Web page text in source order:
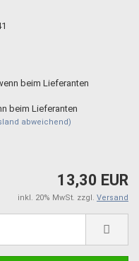
beim Lieferanten
abweichend)
13,30 EUR
inkl. 20% MwSt. zzgl. Versand